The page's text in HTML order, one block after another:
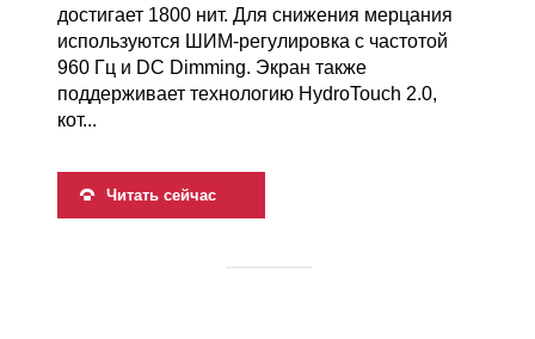
достигает 1800 нит. Для снижения мерцания
используются ШИМ-регулировка с частотой
960 Гц и DC Dimming. Экран также
поддерживает технологию HydroTouch 2.0,
кот...
Читать сейчас